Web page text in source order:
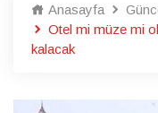
Anasayfa
Otel mi müze mi
kalacak